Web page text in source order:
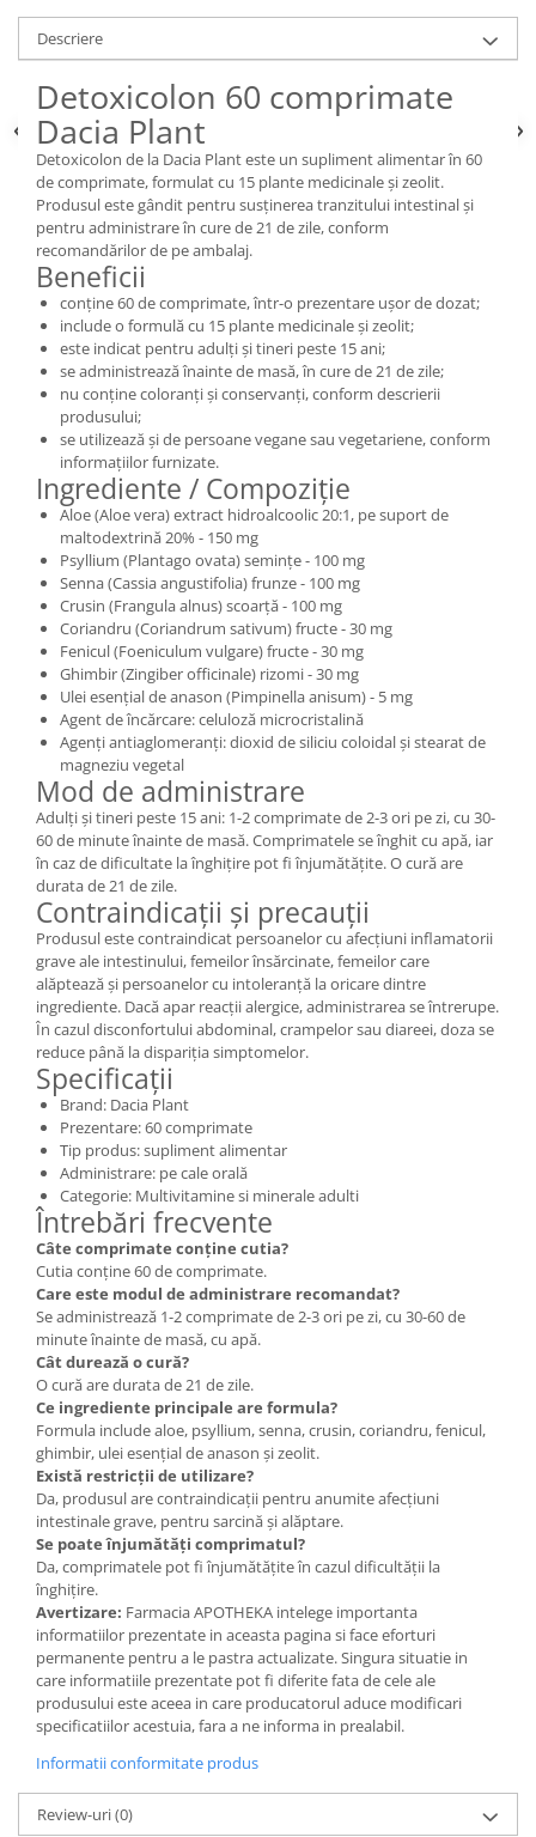
Descriere
Detoxicolon 60 comprimate
Dacia Plant
Detoxicolon de la Dacia Plant este un supliment alimentar în 60
de comprimate, formulat cu 15 plante medicinale și zeolit.
Produsul este gândit pentru susținerea tranzitului intestinal și
pentru administrare în cure de 21 de zile, conform
recomandărilor de pe ambalaj.
Beneficii
conține 60 de comprimate, într-o prezentare ușor de dozat;
include o formulă cu 15 plante medicinale și zeolit;
este indicat pentru adulți și tineri peste 15 ani;
se administrează înainte de masă, în cure de 21 de zile;
nu conține coloranți și conservanți, conform descrierii
produsului;
se utilizează și de persoane vegane sau vegetariene, conform
informațiilor furnizate.
Ingrediente / Compoziție
Aloe (Aloe vera) extract hidroalcoolic 20:1, pe suport de
maltodextrină 20% - 150 mg
Psyllium (Plantago ovata) semințe - 100 mg
Senna (Cassia angustifolia) frunze - 100 mg
Crusin (Frangula alnus) scoarță - 100 mg
Coriandru (Coriandrum sativum) fructe - 30 mg
Fenicul (Foeniculum vulgare) fructe - 30 mg
Ghimbir (Zingiber officinale) rizomi - 30 mg
Ulei esențial de anason (Pimpinella anisum) - 5 mg
Agent de încărcare: celuloză microcristalină
Agenți antiaglomeranți: dioxid de siliciu coloidal și stearat de
magneziu vegetal
Mod de administrare
Adulți și tineri peste 15 ani: 1-2 comprimate de 2-3 ori pe zi, cu 30-
60 de minute înainte de masă. Comprimatele se înghit cu apă, iar
în caz de dificultate la înghițire pot fi înjumătățite. O cură are
durata de 21 de zile.
Contraindicații și precauții
Produsul este contraindicat persoanelor cu afecțiuni inflamatorii
grave ale intestinului, femeilor însărcinate, femeilor care
alăptează și persoanelor cu intoleranță la oricare dintre
ingrediente. Dacă apar reacții alergice, administrarea se întrerupe.
În cazul disconfortului abdominal, crampelor sau diareei, doza se
reduce până la dispariția simptomelor.
Specificații
Brand: Dacia Plant
Prezentare: 60 comprimate
Tip produs: supliment alimentar
Administrare: pe cale orală
Categorie: Multivitamine si minerale adulti
Întrebări frecvente
Câte comprimate conține cutia?
Cutia conține 60 de comprimate.
Care este modul de administrare recomandat?
Se administrează 1-2 comprimate de 2-3 ori pe zi, cu 30-60 de
minute înainte de masă, cu apă.
Cât durează o cură?
O cură are durata de 21 de zile.
Ce ingrediente principale are formula?
Formula include aloe, psyllium, senna, crusin, coriandru, fenicul,
ghimbir, ulei esențial de anason și zeolit.
Există restricții de utilizare?
Da, produsul are contraindicații pentru anumite afecțiuni
intestinale grave, pentru sarcină și alăptare.
Se poate înjumătăți comprimatul?
Da, comprimatele pot fi înjumătățite în cazul dificultății la
înghițire.
Avertizare: Farmacia APOTHEKA intelege importanta
informatiilor prezentate in aceasta pagina si face eforturi
permanente pentru a le pastra actualizate. Singura situatie in
care informatiile prezentate pot fi diferite fata de cele ale
produsului este aceea in care producatorul aduce modificari
specificatiilor acestuia, fara a ne informa in prealabil.
Informatii conformitate produs
Review-uri(0)